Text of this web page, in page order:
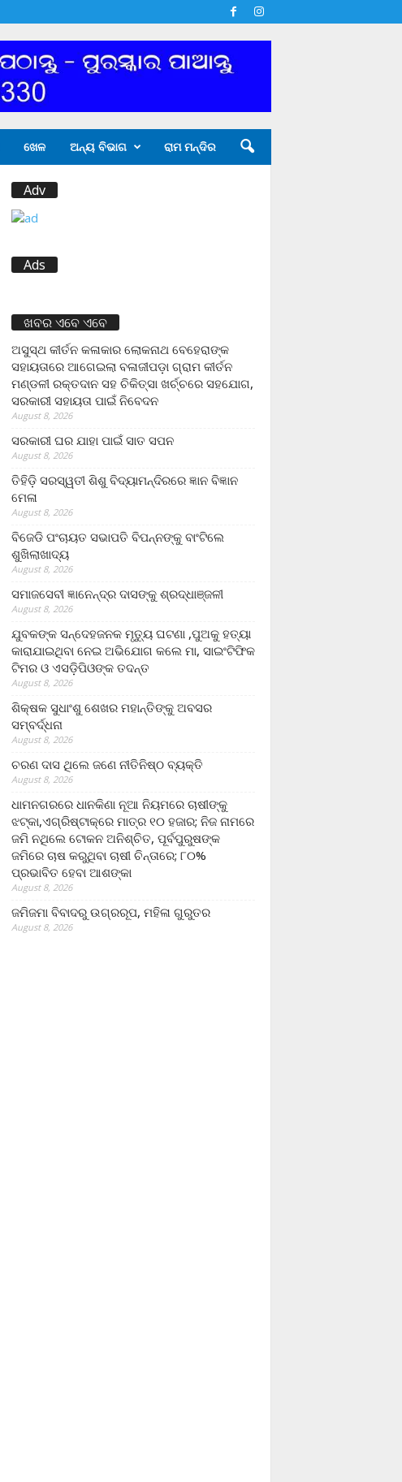
ଖେଳ ଅନ୍ୟ ବିଭାଗ ରାମ ମନ୍ଦିର
Adv
Ads
ଖବର ଏବେ ଏବେ
ଅସୁସ୍ଥ କୀର୍ତନ କଳାକାର ଲୋକନାଥ ବେହେରାଙ୍କ
ସହାୟତାରେ ଆଗେଇଲା ବଳାଜୀପଡ଼ା ଗ୍ରାମ କୀର୍ତନ
ମଣ୍ଡଳୀ ରକ୍ତଦାନ ସହ ଚିକିତ୍ସା ଖର୍ଚ୍ଚରେ ସହଯୋଗ,
ସରକାରୀ ସହାୟତା ପାଇଁ ନିବେଦନ
August 8, 2026
ସରକାରୀ ଘର ଯାହା ପାଇଁ ସାତ ସପନ
August 8, 2026
ତିହିଡି଼ ସରସ୍ୱତୀ ଶିଶୁ ବିଦ୍ୟାମନ୍ଦିରରେ ଜ୍ଞାନ ବିଜ୍ଞାନ
ମେଳା
August 8, 2026
ବିଜେଡି ପଂଚାୟତ ସଭାପତି ବିପନ୍ନଙ୍କୁ ବାଂଟିଲେ
ଶୁଖିଲାଖାଦ୍ୟ
August 8, 2026
ସମାଜସେବୀ ଜ୍ଞାନେନ୍ଦ୍ର ଦାସଙ୍କୁ ଶ୍ରଦ୍ଧାଞ୍ଜଳୀ
August 8, 2026
ଯୁବକଙ୍କ ସନ୍ଦେହଜନକ ମୃତ୍ୟୁ ଘଟଣା ,ପୁଅକୁ ହତ୍ୟା
କାରାଯାଇଥିବା ନେଇ ଅଭିଯୋଗ କଲେ ମା, ସାଇଂଟିଫିକ
ଟିମର ଓ ଏସଡ଼ିପିଓଙ୍କ ତଦନ୍ତ
August 8, 2026
ଶିକ୍ଷକ ସୁଧାଂଶୁ ଶେଖର ମହାନ୍ତିଙ୍କୁ ଅବସର
ସମ୍ବର୍ଦ୍ଧନା
August 8, 2026
ଚରଣ ଦାସ ଥିଲେ ଜଣେ ନୀତିନିଷ୍ଠ ବ୍ୟକ୍ତି
August 8, 2026
ଧାମନଗରରେ ଧାନକିଣା ନୂଆ ନିୟମରେ ଚାଷୀଙ୍କୁ
ଝଟ୍‌କା,ଏଗ୍ରିଷ୍ଟାକ୍‌ରେ ମାତ୍ର ୧୦ ହଜାର; ନିଜ ନାମରେ
ଜମି ନଥିଲେ ଟୋକନ ଅନିଶ୍ଚିତ, ପୂର୍ବପୁରୁଷଙ୍କ
ଜମିରେ ଚାଷ କରୁଥିବା ଚାଷୀ ଚିନ୍ତାରେ; ୮୦%
ପ୍ରଭାବିତ ହେବା ଆଶଙ୍କା
August 8, 2026
ଜମିଜମା ବିବାଦରୁ ଉଗ୍ରରୂପ, ମହିଳା ଗୁରୁତର
August 8, 2026